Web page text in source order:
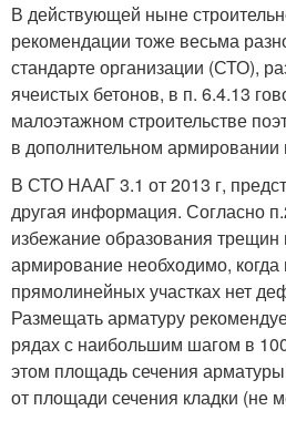
В действующей ныне
рекомендации тоже весьма
стандарте организации (СТО),
ячеистых бетонов, в п. 6.4.13
малоэтажном строительстве
в дополнительном армировании
В СТО НААГ 3.1 от 2013 г,
другая информация. Согласно
избежание образования трещин
армирование необходимо, когда
прямолинейных участках нет
Размещать арматуру
рядах с наибольшим шагом в
этом площадь сечения
от площади сечения кладки (не